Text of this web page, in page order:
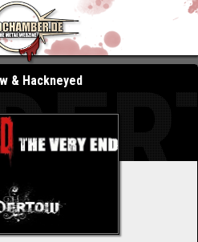
& Hackneyed